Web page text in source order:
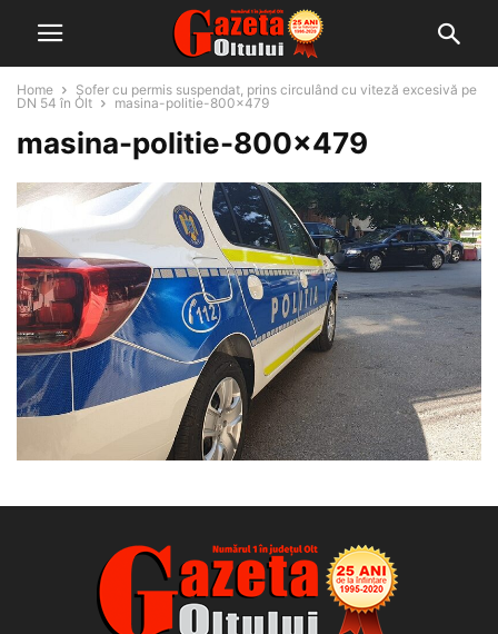
Home
Șofer cu permis suspendat, prins circulând cu viteză excesivă pe
DN 54 în Olt
masina-politie-800x479
masina-politie-800×479